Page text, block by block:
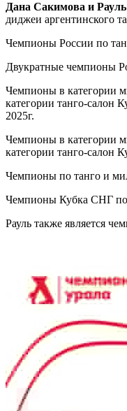
Дана Сакимова и
диджеи аргентинского
Чемпионы России по
Двукратные чемпионы
Чемпионы в категории
категории танго-салон
2025г.
Чемпионы в категории
категории танго-салон
Чемпионы по танго и
Чемпионы Кубка СНГ по
Рауль также является